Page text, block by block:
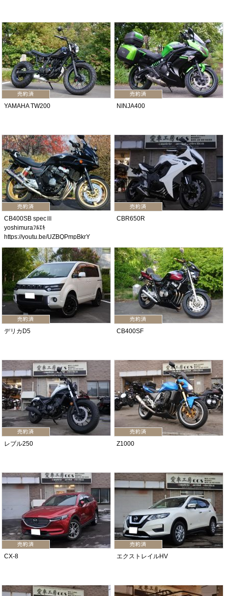
YAMAHA TW200 NINJA400
CB400SB specⅢ
yoshimuraﾌﾙｴｷ
https://youtu.be/UZBQPmpBkrY
CBR650R
デリカD5 CB400SF
レブル250 Z1000
CX-8 エクストレイルHV